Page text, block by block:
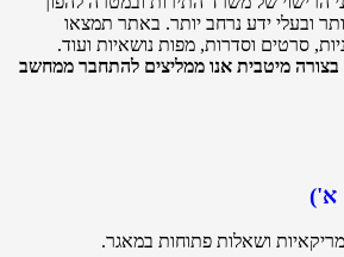
ובעלי ידע נרחב יותר. באתר תמצאו
סרטים וסדרות, מפות נושאיות ועוד.
בצורה מיטבית אנו ממליצים להתחבר ממחשב
א')